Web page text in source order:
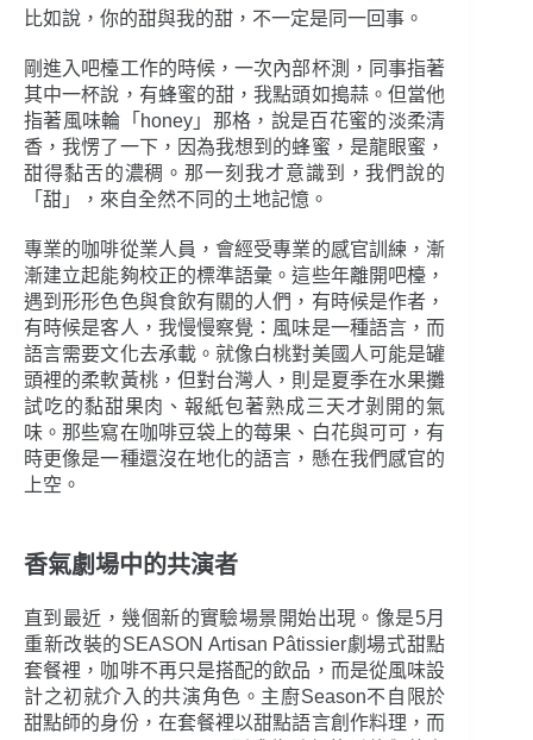
比如說，你的甜與我的甜，不一定是同一回事。
剛進入吧檯工作的時候，一次內部杯測，同事指著
其中一杯說，有蜂蜜的甜，我點頭如搗蒜。但當他
指著風味輪「honey」那格，說是百花蜜的淡柔清
香，我愣了一下，因為我想到的蜂蜜，是龍眼蜜，
甜得黏舌的濃稠。那一刻我才意識到，我們說的
「甜」，來自全然不同的土地記憶。
專業的咖啡從業人員，會經受專業的感官訓練，漸
漸建立起能夠校正的標準語彙。這些年離開吧檯，
遇到形形色色與食飲有關的人們，有時候是作者，
有時候是客人，我慢慢察覺：風味是一種語言，而
語言需要文化去承載。就像白桃對美國人可能是罐
頭裡的柔軟黃桃，但對台灣人，則是夏季在水果攤
試吃的黏甜果肉、報紙包著熟成三天才剝開的氣
味。那些寫在咖啡豆袋上的莓果、白花與可可，有
時更像是一種還沒在地化的語言，懸在我們感官的
上空。
香氣劇場中的共演者
直到最近，幾個新的實驗場景開始出現。像是5月
重新改裝的SEASON Artisan Pâtissier劇場式甜點
套餐裡，咖啡不再只是搭配的飲品，而是從風味設
計之初就介入的共演角色。主廚Season不自限於
甜點師的身份，在套餐裡以甜點語言創作料理，而